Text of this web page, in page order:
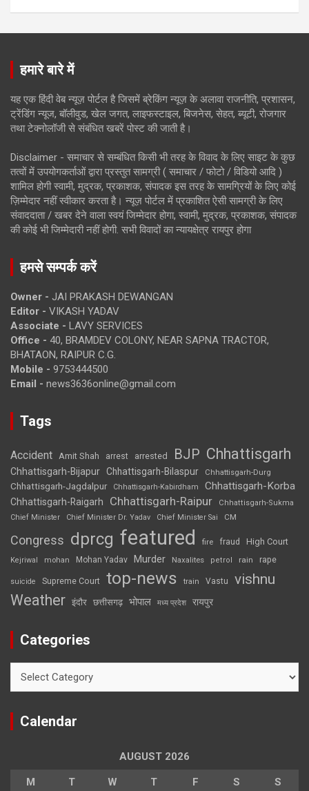
हमारे बारे में
यह एक हिंदी वेब न्यूज़ पोर्टल है जिसमें ब्रेकिंग न्यूज़ के अलावा राजनीति, प्रशासन,
ट्रेंडिंग न्यूज, बॉलीवुड, खेल जगत, लाइफस्टाइल, बिजनेस, सेहत, ब्यूटी, रोजगार
तथा टेक्नोलॉजी से संबंधित खबरें पोस्ट की जाती है।
Disclaimer - समाचार से सम्बंधित किसी भी तरह के विवाद के लिए साइट के कुछ
तत्वों में उपयोगकर्ताओं द्वारा प्रस्तुत सामग्री ( समाचार / फोटो / विडियो आदि )
शामिल होगी स्वामी, मुद्रक, प्रकाशक, संपादक इस तरह के सामग्रियों के लिए कोई
ज़िम्मेदार नहीं स्वीकार करता है। न्यूज़ पोर्टल में प्रकाशित ऐसी सामग्री के लिए
संवाददाता / खबर देने वाला स्वयं जिम्मेदार होगा, स्वामी, मुद्रक, प्रकाशक, संपादक
की कोई भी जिम्मेदारी नहीं होगी. सभी विवादों का न्यायक्षेत्र रायपुर होगा
हमसे सम्पर्क करें
Owner - JAI PRAKASH DEWANGAN
Editor - VIKASH YADAV
Associate - LAVY SERVICES
Office - 40, BRAMDEV COLONY, NEAR SAPNA TRACTOR,
BHATAON, RAIPUR C.G.
Mobile - 9753444500
Email - news3636online@gmail.com
Tags
Accident Amit Shah arrest arrested BJP Chhattisgarh
Chhattisgarh-Bijapur Chhattisgarh-Bilaspur Chhattisgarh-Durg
Chhattisgarh-Jagdalpur Chhattisgarh-Kabirdham Chhattisgarh-Korba
Chhattisgarh-Raigarh Chhattisgarh-Raipur
Chhattisgarh-Sukma
Chief Minister
Chief Minister Dr. Yadav Chief Minister Sai CM
Congress dprcg featured fire fraud High Court
Kejriwal mohan Mohan Yadav Murder Naxalites petrol rain rape
suicide Supreme Court top-news train Vastu vishnu
Weather इंदौर छत्तीसगढ़ भोपाल मध्य प्रदेश रायपुर
Categories
Calendar
AUGUST 2026
M T W T F S S